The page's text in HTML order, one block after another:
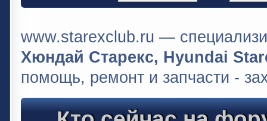
www.starexclub.ru —
Хюндай Старекс, Hyundai
помощь, ремонт и запчасти -